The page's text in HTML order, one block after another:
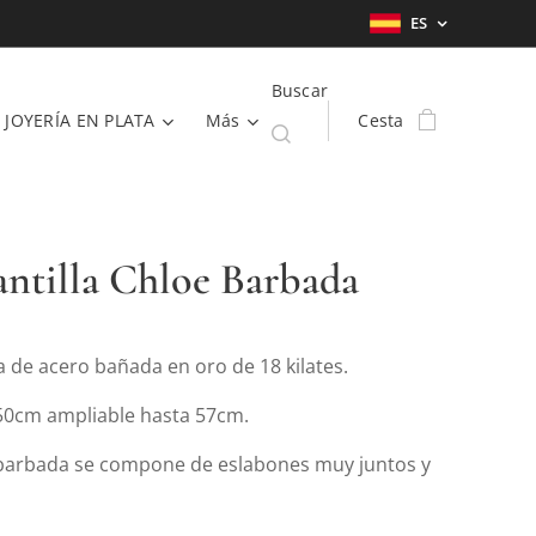
ES
JOYERÍA EN PLATA Más
Buscar
Cesta
Chloe Barbada
de acero bañada en oro de 18 kilates.
ampliable hasta 57cm.
se compone de eslabones muy juntos y